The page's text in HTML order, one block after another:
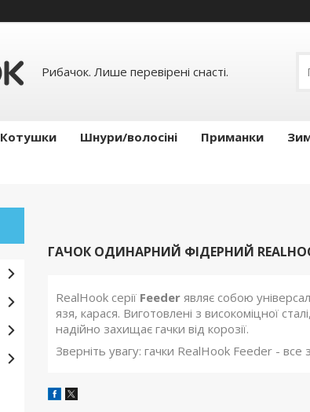
Рибачок. Лише перевірені снасті.
Котушки Шнури/волосіні Приманки
ГАЧОК ОДИНАРНИЙ ФІДЕРНИЙ
RealHook серії Feeder являє собою
язя, карася. Виготовлені з високоміцної
надійно захищає гачки від корозії.
Зверніть увагу: гачки RealHook Feeder -